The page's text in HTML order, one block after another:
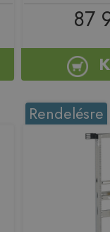
87
Rendelésre